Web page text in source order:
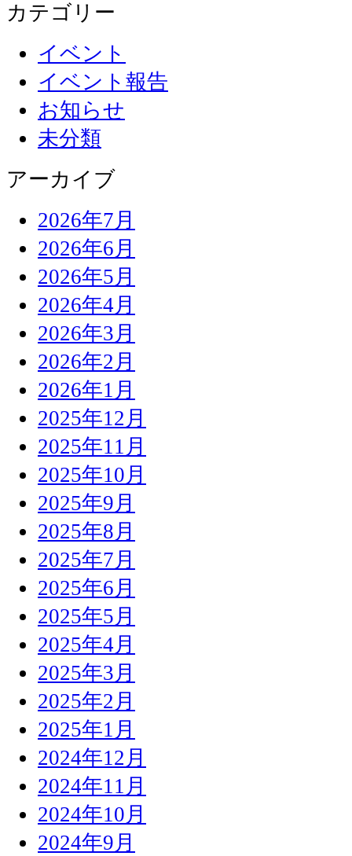
カテゴリー
イベント
イベント報告
お知らせ
未分類
アーカイブ
2026年7月
2026年6月
2026年5月
2026年4月
2026年3月
2026年2月
2026年1月
2025年12月
2025年11月
2025年10月
2025年9月
2025年8月
2025年7月
2025年6月
2025年5月
2025年4月
2025年3月
2025年2月
2025年1月
2024年12月
2024年11月
2024年10月
2024年9月